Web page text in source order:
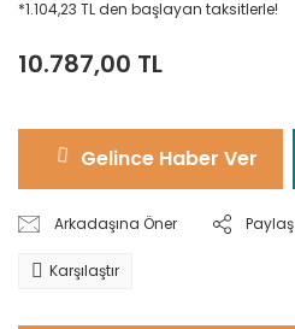
*1.104,23 TL den başlayan taksitlerle!
10.787,00 TL
Gelince Haber Ver
Arkadaşına Öner Paylaş
Karşılaştır